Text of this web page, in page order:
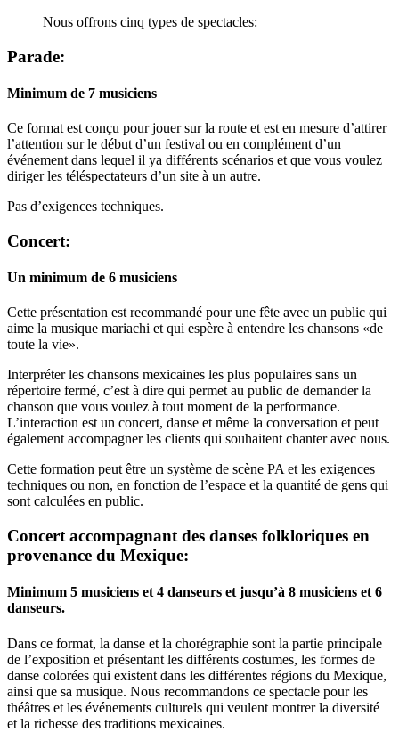
Nous offrons cinq types de spectacles:
Parade:
Minimum de 7 musiciens
Ce format est conçu pour jouer sur la route et est en mesure d’attirer
l’attention sur le début d’un festival ou en complément d’un
événement dans lequel il ya différents scénarios et que vous voulez
diriger les téléspectateurs d’un site à un autre.
Pas d’exigences techniques.
Concert:
Un minimum de 6 musiciens
Cette présentation est recommandé pour une fête avec un public qui
aime la musique mariachi et qui espère à entendre les chansons «de
toute la vie».
Interpréter les chansons mexicaines les plus populaires sans un
répertoire fermé, c’est à dire qui permet au public de demander la
chanson que vous voulez à tout moment de la performance.
L’interaction est un concert, danse et même la conversation et peut
également accompagner les clients qui souhaitent chanter avec nous.
Cette formation peut être un système de scène PA et les exigences
techniques ou non, en fonction de l’espace et la quantité de gens qui
sont calculées en public.
Concert accompagnant des danses folkloriques en
provenance du Mexique:
Minimum 5 musiciens et 4 danseurs et jusqu’à 8 musiciens et 6
danseurs.
Dans ce format, la danse et la chorégraphie sont la partie principale
de l’exposition et présentant les différents costumes, les formes de
danse colorées qui existent dans les différentes régions du Mexique,
ainsi que sa musique. Nous recommandons ce spectacle pour les
théâtres et les événements culturels qui veulent montrer la diversité
et la richesse des traditions mexicaines.